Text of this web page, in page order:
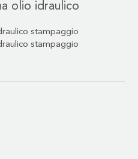
olio idraulico
stampaggio
stampaggio